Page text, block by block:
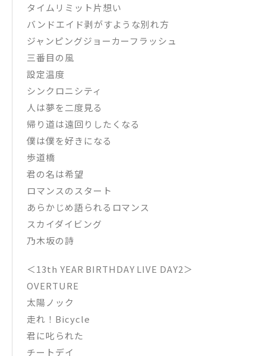
タイムリミット片想い
バンドエイド剥がすような別れ方
ジャンピングジョーカーフラッシュ
三番目の風
設定温度
シンクロニシティ
人は夢を二度見る
帰り道は遠回りしたくなる
僕は僕を好きになる
歩道橋
君の名は希望
ロマンスのスタート
あらかじめ語られるロマンス
スカイダイビング
乃木坂の詩
＜13th YEAR BIRTHDAY LIVE DAY2＞
OVERTURE
太陽ノック
走れ！Bicycle
君に叱られた
チートデイ